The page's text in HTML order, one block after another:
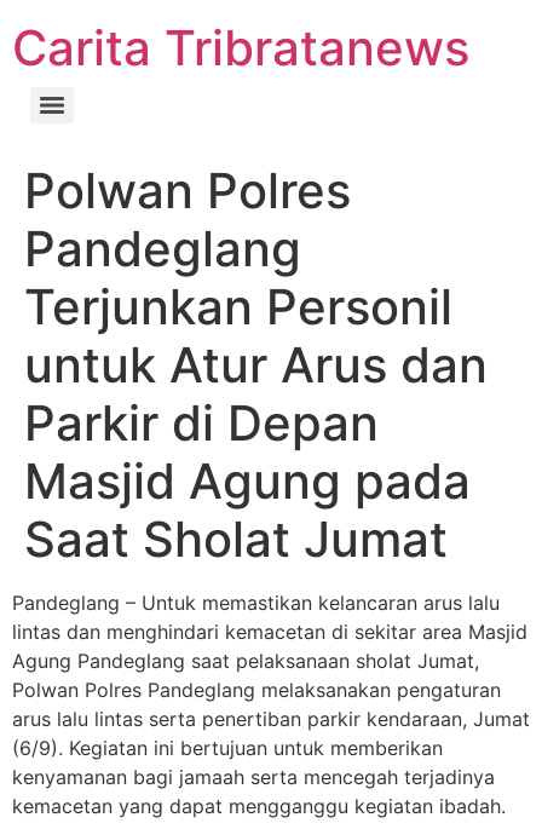
Carita Tribratanews
Polwan Polres
Pandeglang
Terjunkan Personil
untuk Atur Arus dan
Parkir di Depan
Masjid Agung pada
Saat Sholat Jumat
Pandeglang – Untuk memastikan kelancaran arus lalu
lintas dan menghindari kemacetan di sekitar area Masjid
Agung Pandeglang saat pelaksanaan sholat Jumat,
Polwan Polres Pandeglang melaksanakan pengaturan
arus lalu lintas serta penertiban parkir kendaraan, Jumat
(6/9). Kegiatan ini bertujuan untuk memberikan
kenyamanan bagi jamaah serta mencegah terjadinya
kemacetan yang dapat mengganggu kegiatan ibadah.